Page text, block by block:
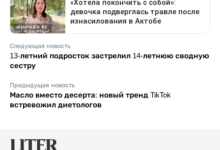
Следующая новость
13-летний подросток застрелил 14-летнюю сводную
сестру
Предыдущая новость
Масло вместо десерта: новый тренд TikTok
встревожил диетологов